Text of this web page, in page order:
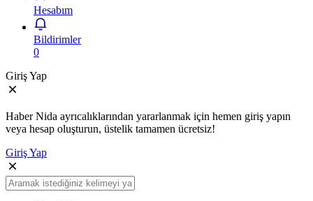
Hesabım
Bildirimler
0
Giriş Yap
Haber Nida ayrıcalıklarından yararlanmak için hemen giriş yapın
veya hesap oluşturun, üstelik tamamen ücretsiz!
Giriş Yap